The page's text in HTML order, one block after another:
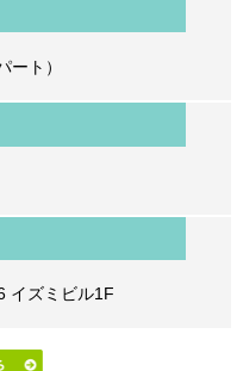
ート）
イズミビル1F